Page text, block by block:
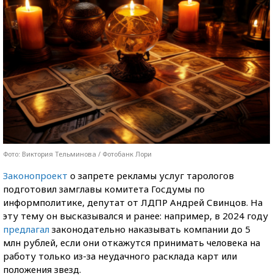
Фото: Виктория Тельминова / Фотобанк Лори
Законопроект о запрете рекламы услуг тарологов
подготовил замглавы комитета Госдумы по
информполитике, депутат от ЛДПР Андрей Свинцов. На
эту тему он высказывался и ранее: например, в 2024 году
предлагал законодательно наказывать компании до 5
млн рублей, если они откажутся принимать человека на
работу только из-за неудачного расклада карт или
положения звезд.